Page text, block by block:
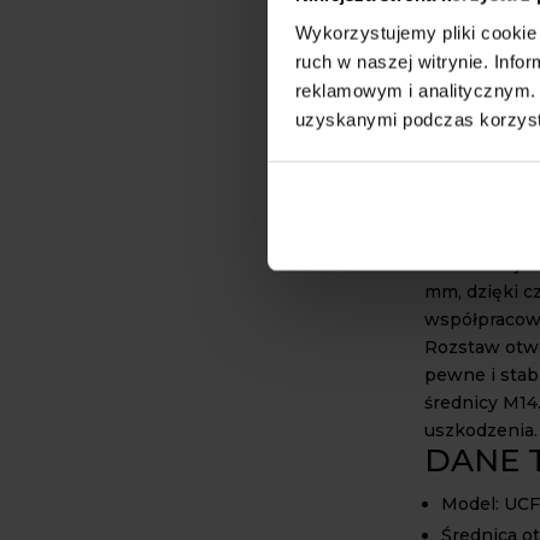
Wykorzystujemy pliki
ruch w naszej witrynie.
reklamowym i
uzyskanymi podczas
między
dużych
być
łożyska w
mm, dzięki
Rozstaw
pewne i
średnicy
uszkodzenia.
DANE
Model:
Średnica